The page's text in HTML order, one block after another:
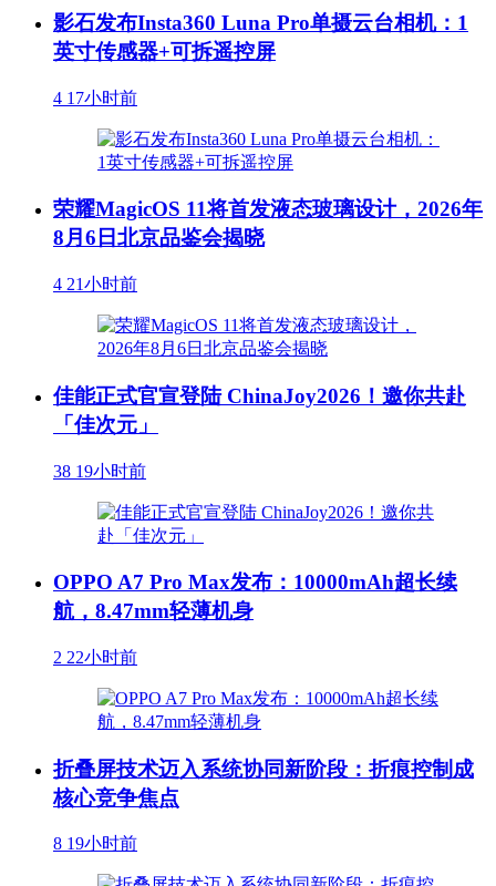
影石发布Insta360 Luna Pro单摄云台相机：1
英寸传感器+可拆遥控屏
4 17小时前
荣耀MagicOS 11将首发液态玻璃设计，2026年
8月6日北京品鉴会揭晓
4 21小时前
佳能正式官宣登陆 ChinaJoy2026！邀你共赴
「佳次元」
38 19小时前
OPPO A7 Pro Max发布：10000mAh超长续
航，8.47mm轻薄机身
2 22小时前
折叠屏技术迈入系统协同新阶段：折痕控制成
核心竞争焦点
8 19小时前